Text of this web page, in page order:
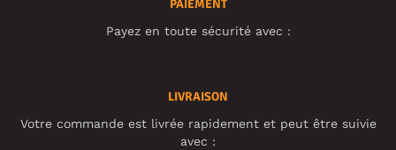
PAIEMENT
Payez en toute sécurité avec :
LIVRAISON
Votre commande est livrée rapidement et peut être suivie
avec :